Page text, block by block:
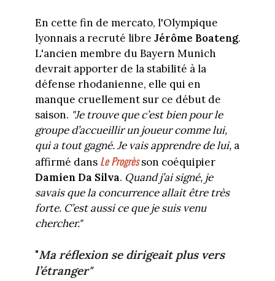
En cette fin de mercato, l'Olympique
lyonnais a recruté libre Jérôme Boateng.
L'ancien membre du Bayern Munich
devrait apporter de la stabilité à la
défense rhodanienne, elle qui en
manque cruellement sur ce début de
saison. "Je trouve que c’est bien pour le
groupe d’accueillir un joueur comme lui,
qui a tout gagné. Je vais apprendre de lui,a
affirmé dans Le Progrèsson coéquipier
Damien Da Silva. Quand j’ai signé, je
savais que la concurrence allait être très
forte. C’est aussi ce que je suis venu
chercher."
"Ma réflexion se dirigeait plus vers
l’étranger"